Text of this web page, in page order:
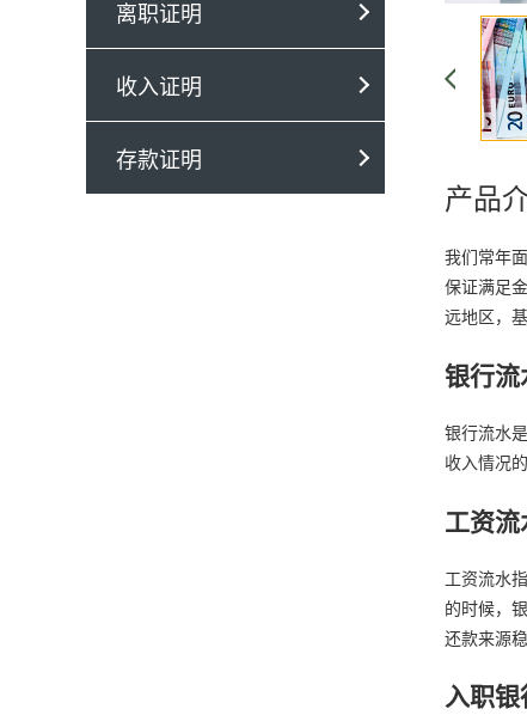
离职证明
收入证明
存款证明
产品
我们常年
保证满足
远地区，
银行
银行流水
收入情况
工资
工资流水
的时候，
还款来源
入职